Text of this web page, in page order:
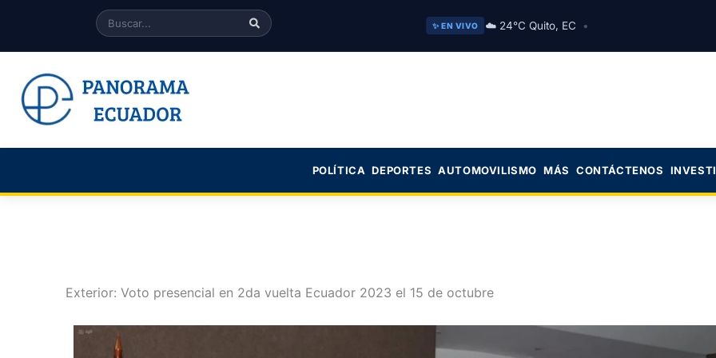
content
Search
✨ EN VIVO ☁️ 24°C Quito, EC •
POLÍTICA DEPORTES AUTOMOVILISMO MÁS CONTÁCTENOS
Exterior: Voto presencial en 2da vuelta Ecuador 2023 el 15 de octubre